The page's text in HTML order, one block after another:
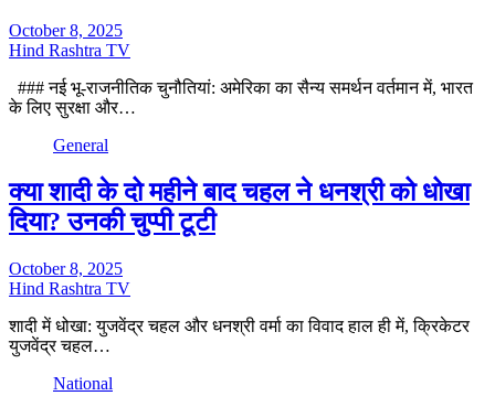
October 8, 2025
Hind Rashtra TV
### नई भू-राजनीतिक चुनौतियां: अमेरिका का सैन्य समर्थन वर्तमान में, भारत
के लिए सुरक्षा और…
General
क्या शादी के दो महीने बाद चहल ने धनश्री को धोखा
दिया? उनकी चुप्पी टूटी
October 8, 2025
Hind Rashtra TV
शादी में धोखा: युजवेंद्र चहल और धनश्री वर्मा का विवाद हाल ही में, क्रिकेटर
युजवेंद्र चहल…
National